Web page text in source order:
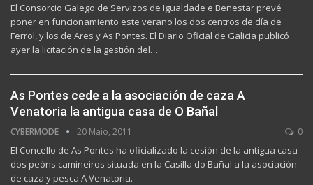
El Consorcio Galego de Servizos de Igualdade e Benestar prevé
poner en funcionamiento este verano los dos centros de día de
Ferrol, y los de Ares y As Pontes. El Diario Oficial de Galicia publicó
ayer la licitación de la gestión del…
As Pontes cede a la asociación de caza A
Venatoria la antigua casa de O Bañal
CYBERMODE 20 Maio, 2011 0
El Concello de As Pontes ha oficializado la cesión de la antigua casa
dos peóns camineiros situada en la Casilla do Bañal a la asociación
de caza y pesca A Venatoria.